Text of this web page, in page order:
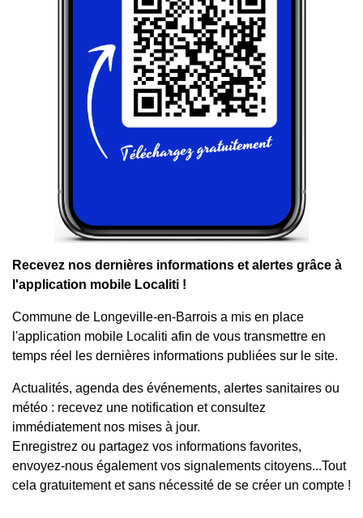
Recevez nos dernières informations et alertes grâce à
l'application mobile Localiti !
Commune de Longeville-en-Barrois a mis en place
l'application mobile Localiti afin de vous transmettre en
temps réel les dernières informations publiées sur le site.
Actualités, agenda des événements, alertes sanitaires ou
météo : recevez une notification et consultez
immédiatement nos mises à jour.
Enregistrez ou partagez vos informations favorites,
envoyez-nous également vos signalements citoyens...Tout
cela gratuitement et sans nécessité de se créer un compte !